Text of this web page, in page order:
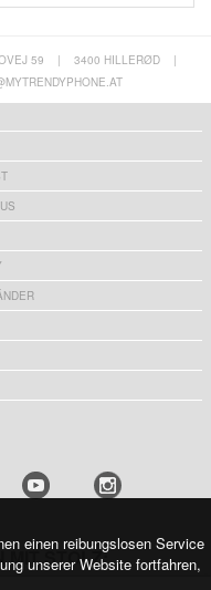
59 | 3400 HILLERØD
|
MIT STOLZ:
einen reibungslosen Service
unserer Website fortfahren,